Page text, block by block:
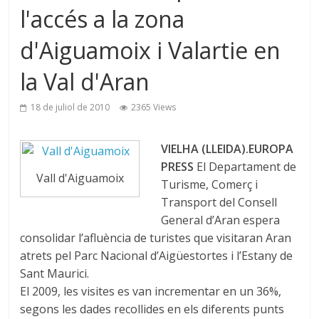
l'accés a la zona
d'Aiguamoix i Valartie en
la Val d'Aran
18 de juliol de 2010 2365 Views
Vall d'Aiguamoix
VIELHA (LLEIDA).EUROPA
PRESS El Departament de
Turisme, Comerç i
Transport del Consell
General d’Aran espera
consolidar l’afluència de turistes que visitaran Aran
atrets pel Parc Nacional d’Aigüestortes i l’Estany de
Sant Maurici.
El 2009, les visites es van incrementar en un 36%,
segons les dades recollides en els diferents punts